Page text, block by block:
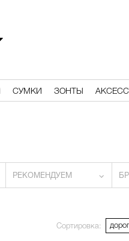
СУМКИ ЗОНТЫ
РЕКОМЕНДУЕМ
Сортировка: